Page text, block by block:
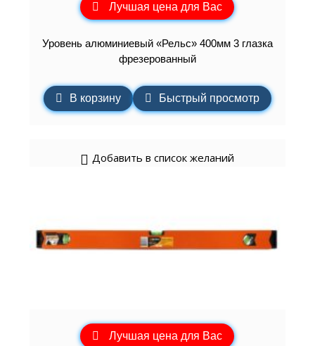
Лучшая цена для Вас
Уровень алюминиевый «Рельс» 400мм 3 глазка
фрезерованный
В корзину Быстрый просмотр
Добавить в список желаний
Лучшая цена для Вас